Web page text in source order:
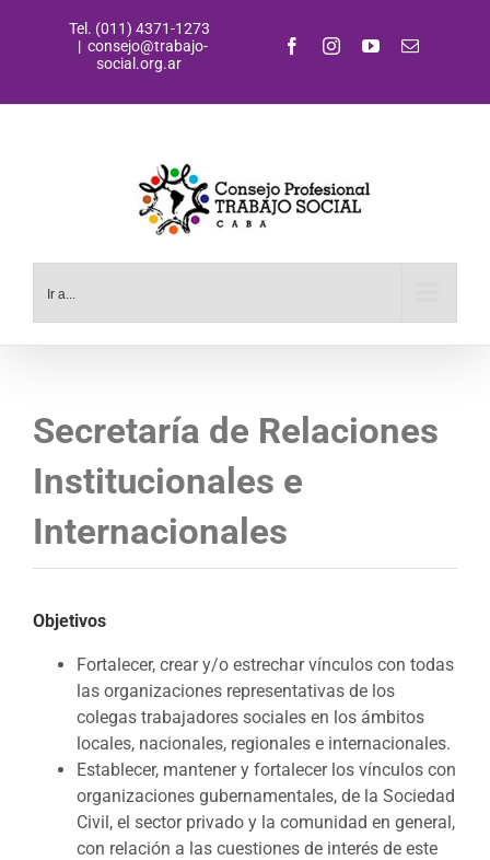
Tel. (011) 4371-1273
| consejo@trabajo-
social.org.ar
FacebookInstagramYouTubeCorreo
Ir a...
Secretaría de Relaciones
Institucionales e
Internacionales
Objetivos
Fortalecer, crear y/o estrechar vínculos con todas
las organizaciones representativas de los
colegas trabajadores sociales en los ámbitos
locales, nacionales, regionales e internacionales.
Establecer, mantener y fortalecer los vínculos con
organizaciones gubernamentales, de la Sociedad
Civil, el sector privado y la comunidad en general,
con relación a las cuestiones de interés de este